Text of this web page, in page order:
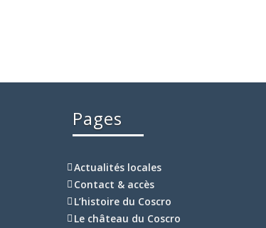
Pages
Actualités locales
Contact & accès
L’histoire du Coscro
Le château du Coscro